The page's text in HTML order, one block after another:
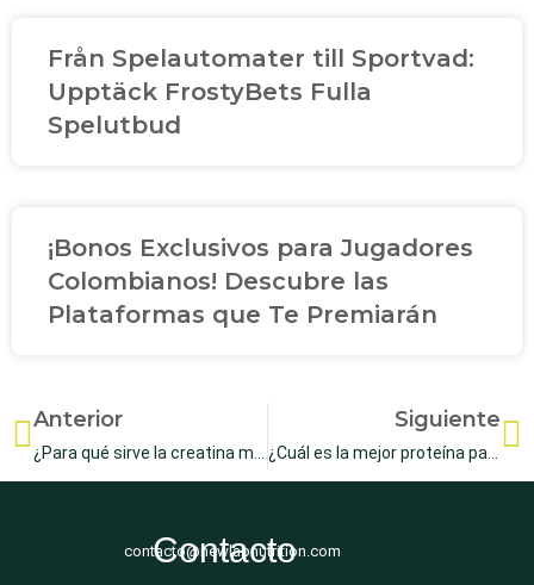
Från Spelautomater till Sportvad:
Upptäck FrostyBets Fulla
Spelutbud
¡Bonos Exclusivos para Jugadores
Colombianos! Descubre las
Plataformas que Te Premiarán
Anterior
¿Para qué sirve la creatina micronizada?
Siguiente
¿Cuál es la mejor proteína para subir de peso?
Contacto
contacto@newlabnutrition.com